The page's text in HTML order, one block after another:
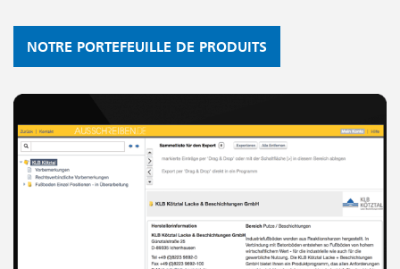
NOTRE PORTEFEUILLE DE PRODUITS